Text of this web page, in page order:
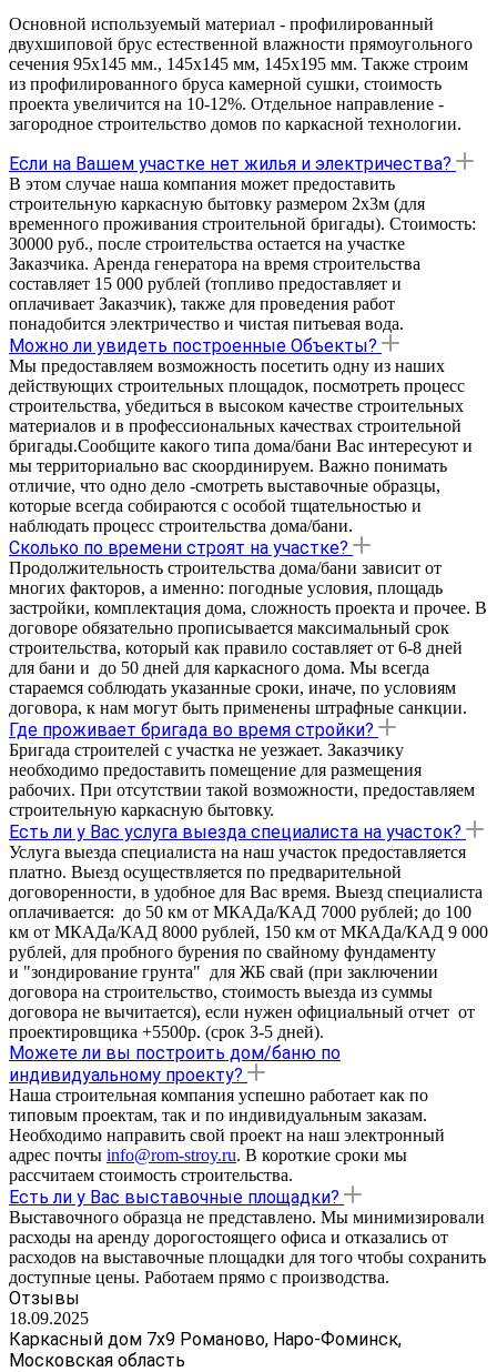
Основной используемый материал - профилированный
двухшиповой брус естественной влажности прямоугольного
сечения 95х145 мм., 145х145 мм, 145х195 мм. Также строим
из профилированного бруса камерной сушки, стоимость
проекта увеличится на 10-12%. Отдельное направление -
загородное строительство домов по каркасной технологии.
Если на Вашем участке нет жилья и электричества?
В этом случае наша компания может предоставить
строительную каркасную бытовку размером 2х3м (для
временного проживания строительной бригады). Стоимость:
30000 руб., после строительства остается на участке
Заказчика. Аренда генератора на время строительства
составляет 15 000 рублей (топливо предоставляет и
оплачивает Заказчик), также для проведения работ
понадобится электричество и чистая питьевая вода.
Можно ли увидеть построенные Объекты?
Мы предоставляем возможность посетить одну из наших
действующих строительных площадок, посмотреть процесс
строительства, убедиться в высоком качестве строительных
материалов и в профессиональных качествах строительной
бригады.Сообщите какого типа дома/бани Вас интересуют и
мы территориально вас скоординируем. Важно понимать
отличие, что одно дело -смотреть выставочные образцы,
которые всегда собираются с особой тщательностью и
наблюдать процесс строительства дома/бани.
Сколько по времени строят на участке?
Продолжительность строительства дома/бани зависит от
многих факторов, а именно: погодные условия, площадь
застройки, комплектация дома, сложность проекта и прочее. В
договоре обязательно прописывается максимальный срок
строительства, который как правило составляет от 6-8 дней
для бани и до 50 дней для каркасного дома. Мы всегда
стараемся соблюдать указанные сроки, иначе, по условиям
договора, к нам могут быть применены штрафные санкции.
Где проживает бригада во время стройки?
Бригада строителей с участка не уезжает. Заказчику
необходимо предоставить помещение для размещения
рабочих. При отсутствии такой возможности, предоставляем
строительную каркасную бытовку.
Есть ли у Вас услуга выезда специалиста на участок?
Услуга выезда специалиста на наш участок предоставляется
платно. Выезд осуществляется по предварительной
договоренности, в удобное для Вас время. Выезд специалиста
оплачивается: до 50 км от МКАДа/КАД 7000 рублей; до 100
км от МКАДа/КАД 8000 рублей, 150 км от МКАДа/КАД 9 000
рублей, для пробного бурения по свайному фундаменту
и "зондирование грунта" для ЖБ свай (при заключении
договора на строительство, стоимость выезда из суммы
договора не вычитается), если нужен официальный отчет от
проектировщика +5500р. (срок 3-5 дней).
Можете ли вы построить дом/баню по
индивидуальному проекту?
Наша строительная компания успешно работает как по
типовым проектам, так и по индивидуальным заказам.
Необходимо направить свой проект на наш электронный
адрес почты info@rom-stroy.ru. В короткие сроки мы
рассчитаем стоимость строительства.
Есть ли у Вас выставочные площадки?
Выставочного образца не представлено. Мы минимизировали
расходы на аренду дорогостоящего офиса и отказались от
расходов на выставочные площадки для того чтобы сохранить
доступные цены. Работаем прямо с производства.
Отзывы
18.09.2025
Каркасный дом 7х9 Романово, Наро-Фоминск,
Московская область